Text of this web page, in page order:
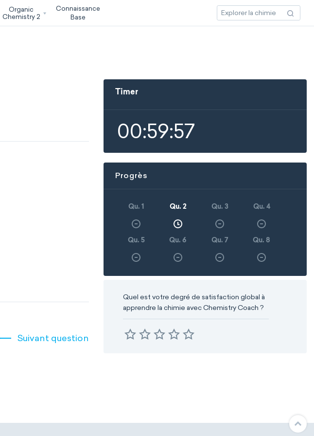
Organic
Chemistry 2
Connaissance
Base
Suivant question
Timer
00:59:57
Progrès
Qu. 1 Qu. 2 Qu. 3 Qu. 4
Qu. 5 Qu. 6 Qu. 7 Qu. 8
Quel est votre degré de satisfaction global à
apprendre la chimie avec Chemistry Coach ?